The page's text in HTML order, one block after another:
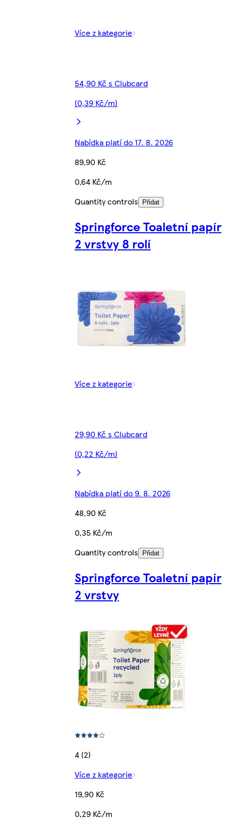
Více z kategorie
54,90 Kč s Clubcard
(0,39 Kč/m)
Nabídka platí do 17. 8. 2026
89,90 Kč
0,64 Kč/m
Quantity controls
Přidat
Springforce Toaletní papír
2 vrstvy 8 rolí
Více z kategorie
29,90 Kč s Clubcard
(0,22 Kč/m)
Nabídka platí do 9. 8. 2026
48,90 Kč
0,35 Kč/m
Quantity controls
Přidat
Springforce Toaletní papír
2 vrstvy
4 (2)
Více z kategorie
19,90 Kč
0,29 Kč/m